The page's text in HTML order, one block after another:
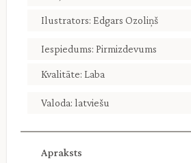
Ilustrators: Edgars Ozoliņš
Iespiedums: Pirmizdevums
Kvalitāte: Laba
Valoda: latviešu
Apraksts